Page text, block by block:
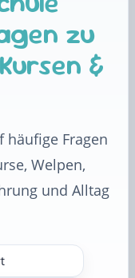
zu
&
Fragen
Welpen,
und Alltag